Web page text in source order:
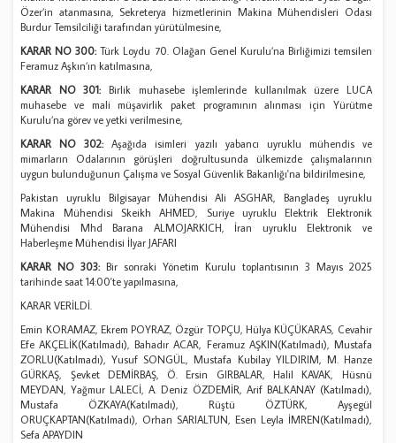
Özer’in atanmasına, Sekreterya hizmetlerinin Makina Mühendisleri Odası
Burdur Temsilciliği tarafından yürütülmesine,
KARAR NO 300: Türk Loydu 70. Olağan Genel Kurulu’na Birliğimizi temsilen
Feramuz Aşkın’ın katılmasına,
KARAR NO 301: Birlik muhasebe işlemlerinde kullanılmak üzere LUCA
muhasebe ve mali müşavirlik paket programının alınması için Yürütme
Kurulu’na görev ve yetki verilmesine,
KARAR NO 302: Aşağıda isimleri yazılı yabancı uyruklu mühendis ve
mimarların Odalarının görüşleri doğrultusunda ülkemizde çalışmalarının
uygun bulunduğunun Çalışma ve Sosyal Güvenlik Bakanlığı'na bildirilmesine,
Pakistan uyruklu Bilgisayar Mühendisi Ali ASGHAR, Bangladeş uyruklu
Makina Mühendisi Skeikh AHMED, Suriye uyruklu Elektrik Elektronik
Mühendisi Mhd Barana ALMOJARKICH, İran uyruklu Elektronik ve
Haberleşme Mühendisi İlyar JAFARI
KARAR NO 303: Bir sonraki Yönetim Kurulu toplantısının 3 Mayıs 2025
tarihinde saat 14:00'te yapılmasına,
KARAR VERİLDİ.
Emin KORAMAZ, Ekrem POYRAZ, Özgür TOPÇU, Hülya KÜÇÜKARAS, Cevahir
Efe AKÇELİK(Katılmadı), Bahadır ACAR, Feramuz AŞKIN(Katılmadı), Mustafa
ZORLU(Katılmadı), Yusuf SONGÜL, Mustafa Kubilay YILDIRIM, M. Hanze
GÜRKAŞ, Şevket DEMİRBAŞ, Ö. Ersin GIRBALAR, Halil KAVAK, Hüsnü
MEYDAN, Yağmur LALECİ, A. Deniz ÖZDEMİR, Arif BALKANAY (Katılmadı),
Mustafa ÖZKAYA(Katılmadı), Rüştü ÖZTÜRK, Ayşegül
ORUÇKAPTAN(Katılmadı), Orhan SARIALTUN, Esen Leyla İMREN(Katılmadı),
Sefa APAYDIN